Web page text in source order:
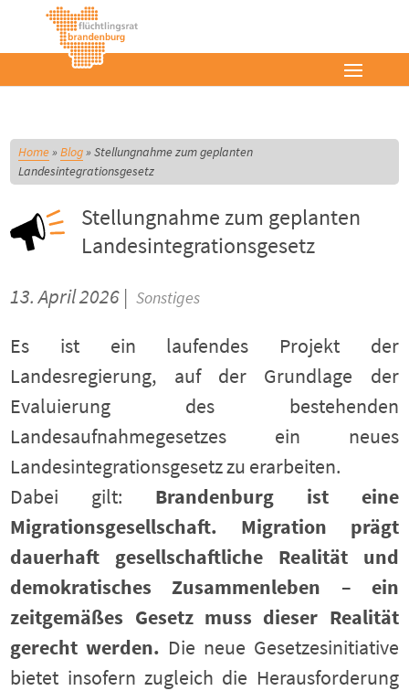
Home»Blog»Stellungnahme zum geplanten
Landesintegrationsgesetz
Stellungnahme zum geplanten
Landesintegrationsgesetz
13. April 2026 | Sonstiges
Es ist ein laufendes Projekt der
Landesregierung, auf der Grundlage der
Evaluierung des bestehenden
Landesaufnahmegesetzes ein neues
Landesintegrationsgesetz zu erarbeiten.
Dabei gilt: Brandenburg ist eine
Migrationsgesellschaft. Migration prägt
dauerhaft gesellschaftliche Realität und
demokratisches Zusammenleben – ein
zeitgemäßes Gesetz muss dieser Realität
gerecht werden. Die neue Gesetzesinitiative
bietet insofern zugleich die Herausforderung